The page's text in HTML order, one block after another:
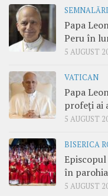
SEMNALĂRI
Papa
Peru în
5 AUGUST
VATICAN
Papa
profeți ai
5 AUGUST
BISERICA
în
5 AUGUST